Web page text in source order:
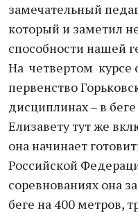
замечательный
который и заметил
способности нашей
На четвертом курсе
первенство
дисциплинах – в
Елизавету тут же
она начинает
Российской
соревнованиях она
беге на 400 метров,